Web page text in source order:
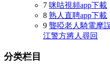
7 咪咕視頻app下載
8 熟人直聘app下載
9 聾啞老人騎電摩
江警方將人尋回
分类栏目